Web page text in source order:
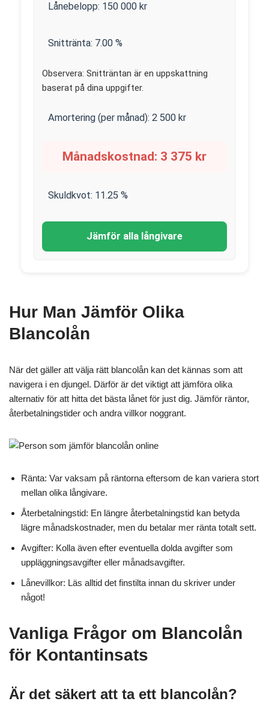
Lånebelopp: 150 000 kr
Snittränta: 7.00 %
Observera: Snitträntan är en uppskattning
baserat på dina uppgifter.
Amortering (per månad): 2 500 kr
Månadskostnad: 3 375 kr
Skuldkvot: 11.25 %
Jämför alla långivare
Hur Man Jämför Olika
Blancolån
När det gäller att välja rätt blancolån kan det kännas som att
navigera i en djungel. Därför är det viktigt att jämföra olika
alternativ för att hitta det bästa lånet för just dig. Jämför räntor,
återbetalningstider och andra villkor noggrant.
Ränta: Var vaksam på räntorna eftersom de kan variera stort
mellan olika långivare.
Återbetalningstid: En längre återbetalningstid kan betyda
lägre månadskostnader, men du betalar mer ränta totalt sett.
Avgifter: Kolla även efter eventuella dolda avgifter som
uppläggningsavgifter eller månadsavgifter.
Lånevillkor: Läs alltid det finstilta innan du skriver under
något!
Vanliga Frågor om Blancolån
för Kontantinsats
Är det säkert att ta ett blancolån?